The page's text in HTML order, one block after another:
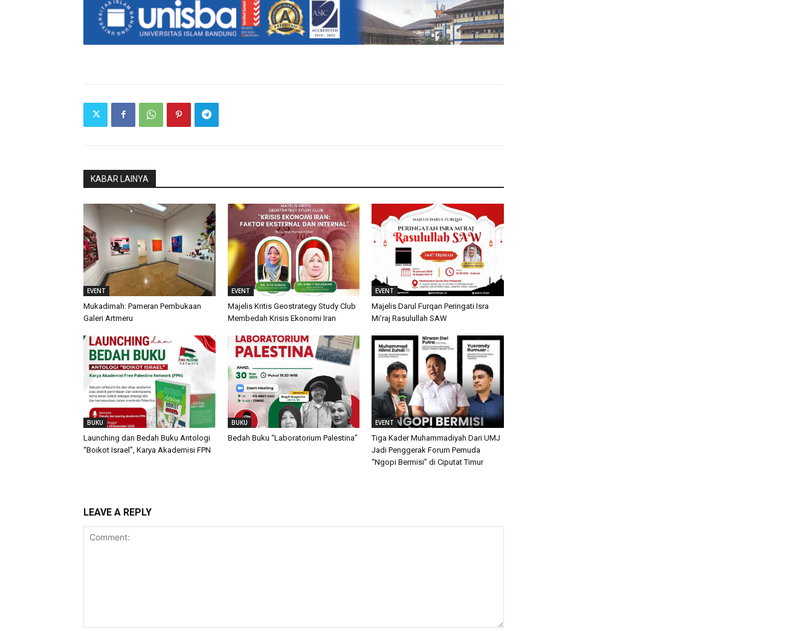
KABAR LAINYA
EVENT
Mukadimah: Pameran Pembukaan
Galeri Artmeru
EVENT
Majelis Kritis Geostrategy Study Club
Membedah Krisis Ekonomi Iran
EVENT
Majelis Darul Furqan Peringati Isra
Mi’raj Rasulullah SAW
BUKU
Launching dan Bedah Buku Antologi
“Boikot Israel”, Karya Akademisi FPN
BUKU
Bedah Buku “Laboratorium Palestina”
EVENT
Tiga Kader Muhammadiyah Dari UMJ
Jadi Penggerak Forum Pemuda
“Ngopi Bermisi” di Ciputat Timur
LEAVE A REPLY